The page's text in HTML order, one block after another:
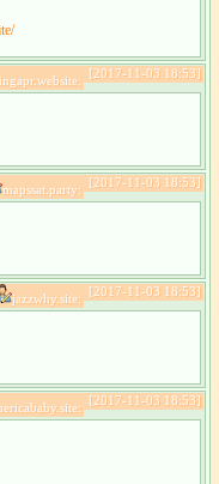
[2017-11-03 18:53]
[2017-11-03 18:53]
mapssat.party:
[2017-11-03 18:53]
jazzwhy.site:
[2017-11-03 18:53]